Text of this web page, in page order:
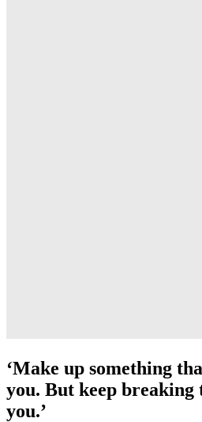
‘Make up something
you. But keep
you.’